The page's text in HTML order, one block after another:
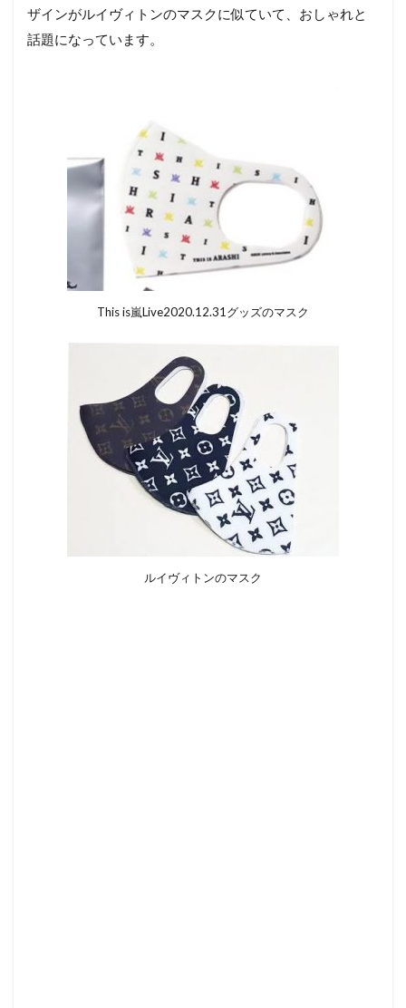
ザインがルイヴィトンのマスクに似ていて、おしゃれと
話題になっています。
This is嵐Live2020.12.31グッズのマスク
ルイヴィトンのマスク